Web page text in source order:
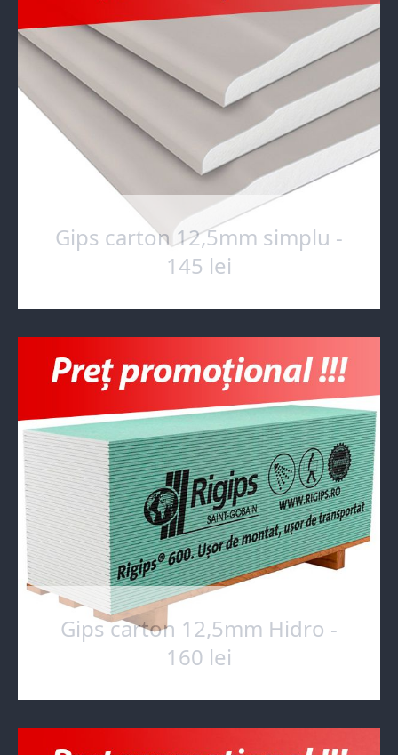
Gips carton 12,5mm simplu -
145 lei
Gips carton 12,5mm Hidro -
160 lei